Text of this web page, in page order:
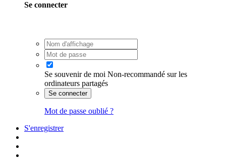
Se connecter
Se souvenir de moi Non-recommandé sur les
ordinateurs partagés
Se connecter
Mot de passe oublié ?
S'enregistrer